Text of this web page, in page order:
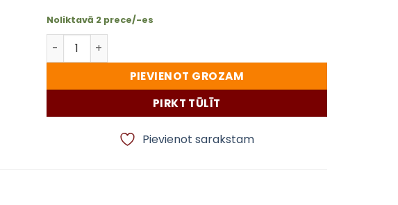
Noliktavā 2 prece/-es
Pludmales telts ar odu tīklu TRIZAND – POP UP zila un balta
PIEVIENOT GROZAM
PIRKT TŪLĪT
Pievienot sarakstam